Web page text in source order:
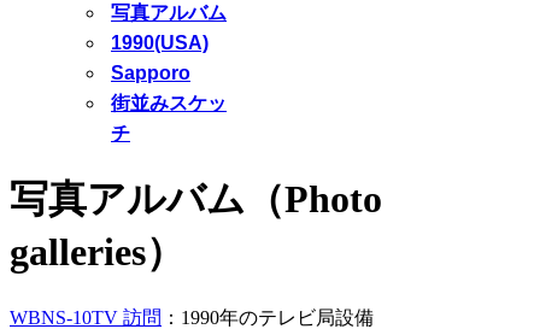
写真アルバム
1990(USA)
Sapporo
街並みスケッ
チ
写真アルバム（Photo
galleries）
WBNS-10TV 訪問 ：1990年のテレビ局設備